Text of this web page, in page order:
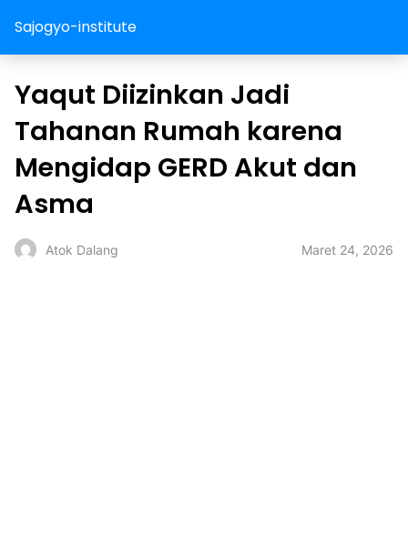
Sajogyo-institute
Yaqut Diizinkan Jadi
Tahanan Rumah karena
Mengidap GERD Akut dan
Asma
Atok Dalang Maret 24, 2026